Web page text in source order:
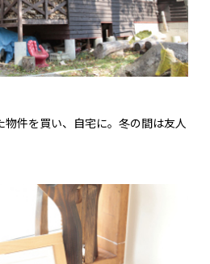
件を買い、自宅に。冬の間は友人